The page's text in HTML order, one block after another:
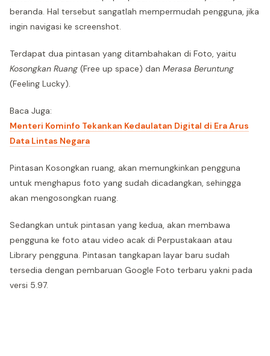
beranda. Hal tersebut sangatlah mempermudah pengguna, jika
ingin navigasi ke screenshot.
Terdapat dua pintasan yang ditambahakan di Foto, yaitu
Kosongkan Ruang (Free up space) dan Merasa Beruntung
(Feeling Lucky).
Baca Juga:
Menteri Kominfo Tekankan Kedaulatan Digital di Era Arus
Data Lintas Negara
Pintasan Kosongkan ruang, akan memungkinkan pengguna
untuk menghapus foto yang sudah dicadangkan, sehingga
akan mengosongkan ruang.
Sedangkan untuk pintasan yang kedua, akan membawa
pengguna ke foto atau video acak di Perpustakaan atau
Library pengguna. Pintasan tangkapan layar baru sudah
tersedia dengan pembaruan Google Foto terbaru yakni pada
versi 5.97.